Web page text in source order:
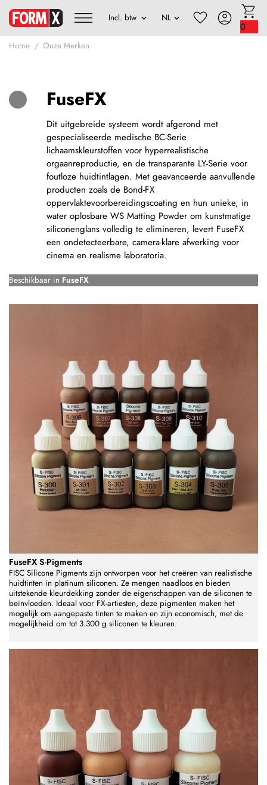
0
Home Onze Merken
FuseFX
Dit uitgebreide systeem wordt afgerond met
gespecialiseerde medische BC-Serie
lichaamskleurstoffen voor hyperrealistische
orgaanreproductie, en de transparante LY-Serie voor
foutloze huidtintlagen. Met geavanceerde aanvullende
producten zoals de Bond-FX
oppervlaktevoorbereidingscoating en hun unieke, in
water oplosbare WS Matting Powder om kunstmatige
siliconenglans volledig te elimineren, levert FuseFX
een ondetecteerbare, camera-klare afwerking voor
cinema en realisme laboratoria.
Beschikbaar in FuseFX
FuseFX S-Pigments
FISC Silicone Pigments zijn ontworpen voor het creëren van realistische
huidtinten in platinum siliconen. Ze mengen naadloos en bieden
uitstekende kleurdekking zonder de eigenschappen van de siliconen te
beïnvloeden. Ideaal voor FX-artiesten, deze pigmenten maken het
mogelijk om aangepaste tinten te maken en zijn economisch, met de
mogelijkheid om tot 3.300 g siliconen te kleuren.